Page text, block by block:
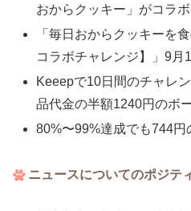
おからクッキー」がコラボ
「毎日おからクッキーを
コラボチャレンジ】」9月
Keeepで10日間のチャレ
品代金の半額1240円のボ
80%〜99%達成でも744円
ニュースについてのポジテ